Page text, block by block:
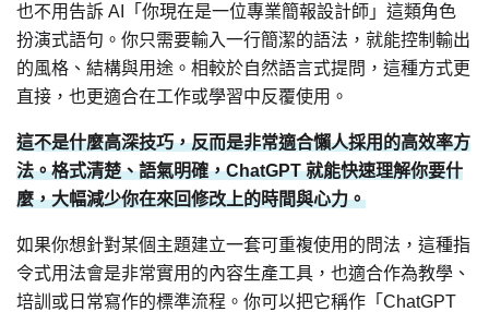
也不用告訴 AI「你現在是一位專業簡報設計師」這類角色
扮演式語句。你只需要輸入一行簡潔的語法，就能控制輸出
的風格、結構與用途。相較於自然語言式提問，這種方式更
直接，也更適合在工作或學習中反覆使用。
這不是什麼高深技巧，反而是非常適合懶人採用的高效率方
法。格式清楚、語氣明確，ChatGPT 就能快速理解你要什
麼，大幅減少你在來回修改上的時間與心力。
如果你想針對某個主題建立一套可重複使用的問法，這種指
令式用法會是非常實用的內容生產工具，也適合作為教學、
培訓或日常寫作的標準流程。你可以把它稱作「ChatGPT